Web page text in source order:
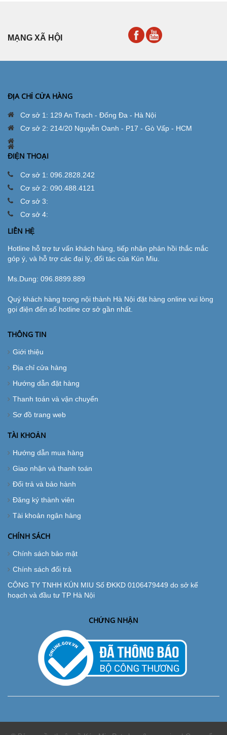
MẠNG XÃ HỘI
ĐỊA CHỈ CỬA HÀNG
Cơ sở 1: 129 An Trạch - Đống Đa - Hà Nội
Cơ sở 2: 214/20 Nguyễn Oanh - P17 - Gò Vấp - HCM
ĐIỆN THOẠI
Cơ sở 1: 096.2828.242
Cơ sở 2: 090.488.4121
Cơ sở 3:
Cơ sở 4:
LIÊN HỆ
Hotline hỗ trợ tư vấn khách hàng, tiếp nhận phản hồi thắc mắc
góp ý, và hỗ trợ các đại lý, đối tác của Kún Miu.
Ms.Dung: 096.8899.889
Quý khách hàng trong nội thành Hà Nội đặt hàng online vui lòng
gọi điện đến số hotline cơ sở gần nhất.
THÔNG TIN
Giới thiệu
Địa chỉ cửa hàng
Hướng dẫn đặt hàng
Thanh toán và vận chuyển
Sơ đồ trang web
TÀI KHOẢN
Hướng dẫn mua hàng
Giao nhận và thanh toán
Đổi trả và bảo hành
Đăng ký thành viên
Tài khoản ngân hàng
CHÍNH SÁCH
Chính sách bảo mật
Chính sách đổi trả
CÔNG TY TNHH KÚN MIU Số ĐKKD 0106479449 do sở kế
hoạch và đầu tư TP Hà Nội
CHỨNG NHẬN